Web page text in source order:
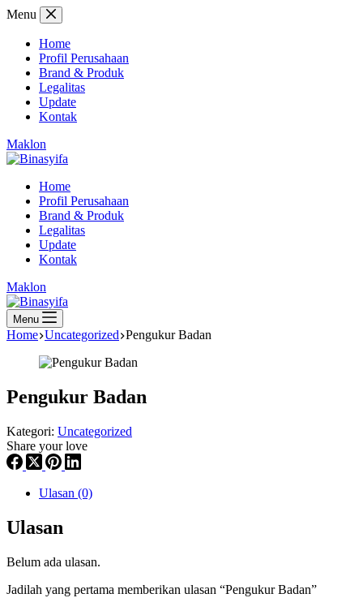
Skip
content
Menu
Home
Profil Perusahaan
Brand & Produk
Legalitas
Update
Kontak
Maklon
Home
Profil Perusahaan
Brand & Produk
Legalitas
Update
Kontak
Maklon
Menu
Home Uncategorized Pengukur Badan
Pengukur Badan
Kategori: Uncategorized
Share your love
Ulasan (0)
Ulasan
Belum ada ulasan.
Jadilah yang pertama memberikan ulasan “Pengukur Badan”